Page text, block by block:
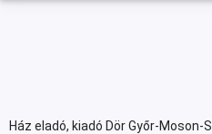
Ház eladó, kiadó Dör Győr-